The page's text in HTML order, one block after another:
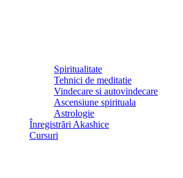
Spiritualitate
Tehnici de meditatie
Vindecare si autovindecare
Ascensiune spirituala
Astrologie
Înregistrări Akashice
Cursuri